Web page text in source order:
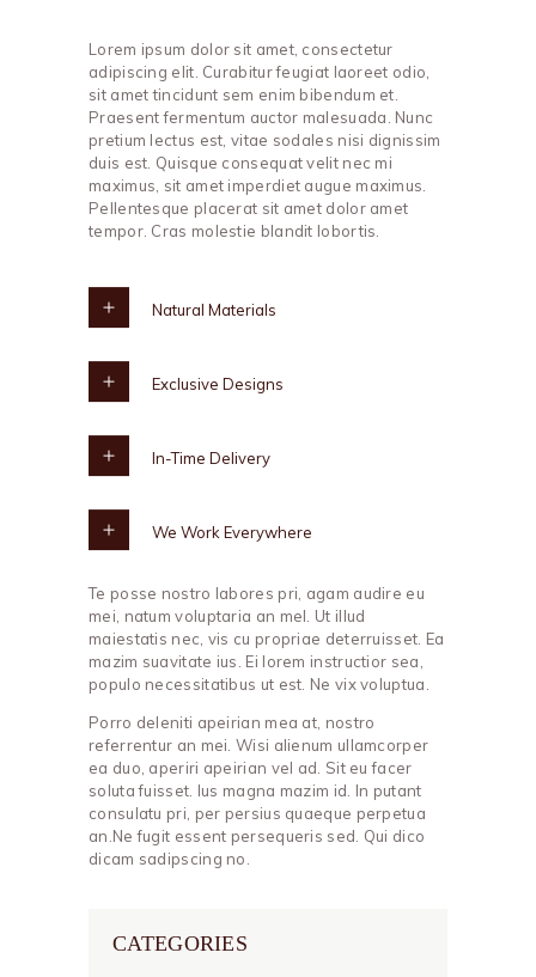
Lorem ipsum dolor sit amet, consectetur
adipiscing elit. Curabitur feugiat laoreet odio,
sit amet tincidunt sem enim bibendum et.
Praesent fermentum auctor malesuada. Nunc
pretium lectus est, vitae sodales nisi dignissim
duis est. Quisque consequat velit nec mi
maximus, sit amet imperdiet augue maximus.
Pellentesque placerat sit amet dolor amet
tempor. Cras molestie blandit lobortis.
Natural Materials
Exclusive Designs
In-Time Delivery
We Work Everywhere
Te posse nostro labores pri, agam audire eu
mei, natum voluptaria an mel. Ut illud
maiestatis nec, vis cu propriae deterruisset. Ea
mazim suavitate ius. Ei lorem instructior sea,
populo necessitatibus ut est. Ne vix voluptua.
Porro deleniti apeirian mea at, nostro
referrentur an mei. Wisi alienum ullamcorper
ea duo, aperiri apeirian vel ad. Sit eu facer
soluta fuisset. Ius magna mazim id. In putant
consulatu pri, per persius quaeque perpetua
an.Ne fugit essent persequeris sed. Qui dico
dicam sadipscing no.
CATEGORIES